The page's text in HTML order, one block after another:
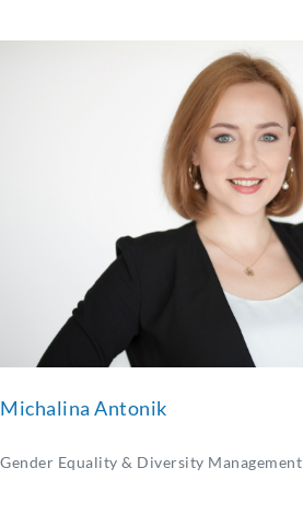
Michalina Antonik
Gender Equality & Diversity Management